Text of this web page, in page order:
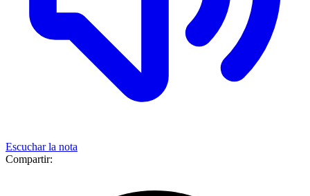
Escuchar la nota
Compartir: